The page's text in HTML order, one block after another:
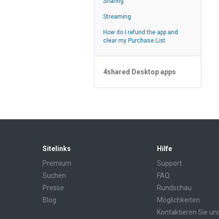
Streaming
Streaming
How do I refund the app and
clear my Purchase List
4shared Desktop apps
4shared Desktop app for
Sitelinks
Premium
Suchen
Presse
Blog
Hilfe
Support
FAQ
Rundschau
Möglichkeiten
Kontaktieren Sie